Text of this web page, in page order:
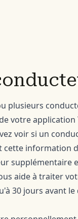
plusieurs
votre
voir si un
information
supplémentaire
aide à traiter
30 jours avant le